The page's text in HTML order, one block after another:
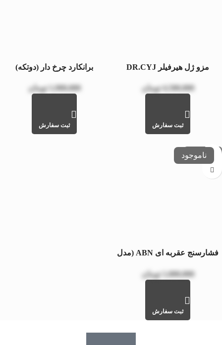
مزو ژل هیرفیلر DR.CYJ
4,500,000 تومان
ثبت سفارش
برانکارد چرخ دار (دوتکه)
1,900,000 تومان
ثبت سفارش
عدم موجودی
فشارسنج عقربه ای ABN (مدل
1,000,000
تومان
ثبت سفارش